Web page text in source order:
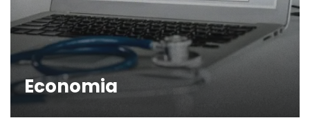
Economia